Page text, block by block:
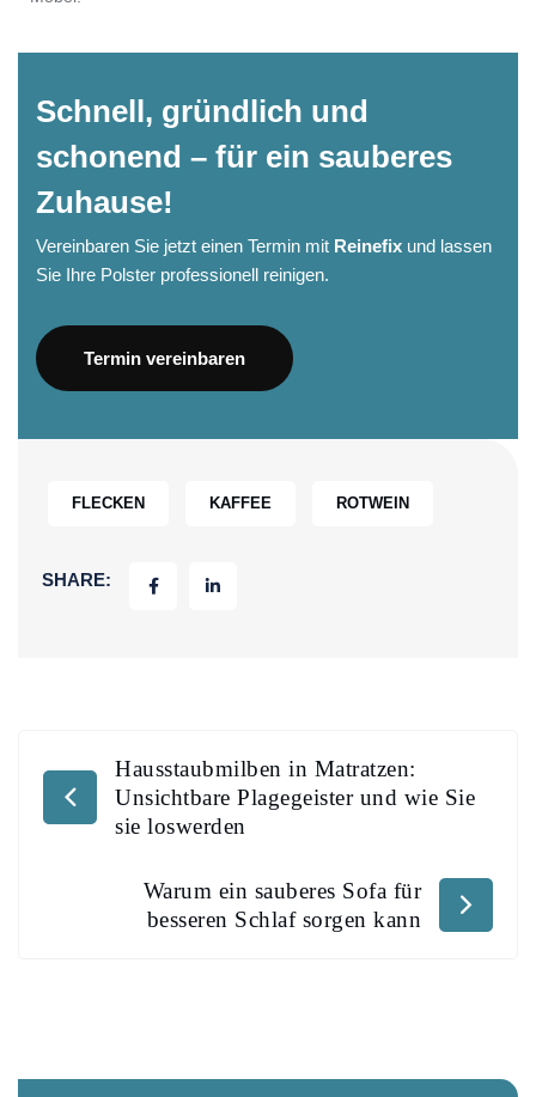
Schnell, gründlich und
schonend – für ein sauberes
Zuhause!
Vereinbaren Sie jetzt einen Termin mit Reinefix und lassen
Sie Ihre Polster professionell reinigen.
Termin vereinbaren
FLECKEN KAFFEE ROTWEIN
SHARE:
Hausstaubmilben in Matratzen:
Unsichtbare Plagegeister und wie Sie
sie loswerden
Warum ein sauberes Sofa für
besseren Schlaf sorgen kann